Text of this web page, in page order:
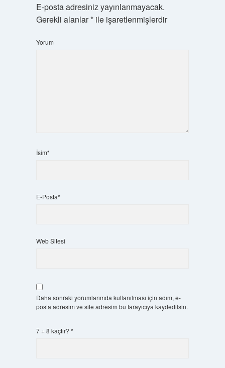
E-posta adresiniz yayınlanmayacak.
Gerekli alanlar*ile işaretlenmişlerdir
Yorum
İsim*
E-Posta*
Web Sitesi
Daha sonraki yorumlarımda kullanılması için adım, e-
posta adresim ve site adresim bu tarayıcıya kaydedilsin.
7 + 8 kaçtır? *